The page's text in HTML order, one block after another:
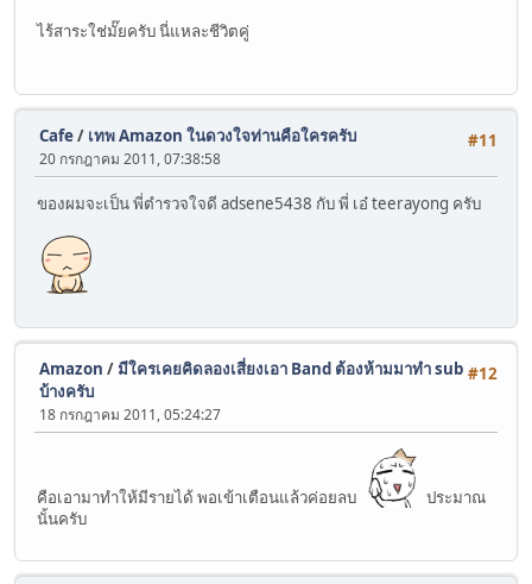
ไร้สาระใช่มั๊ยครับ นี่แหละชีวิตคู่
#11
Cafe/ เทพ Amazon ในดวงใจท่านคือใครครับ
20 กรกฎาคม 2011, 07:38:58
ของผมจะเป็น พี่ตำรวจใจดี adsene5438 กับ พี่ เอ๋ teerayong ครับ
#12
Amazon / มีใครเคยคิดลองเสี่ยงเอา Band ต้องห้ามมาทำ sub
บ้างครับ
18 กรกฎาคม 2011, 05:24:27
คือเอามาทำให้มีรายได้ พอเข้าเตือนแล้วค่อยลบ
ประมาณ
นั้นครับ